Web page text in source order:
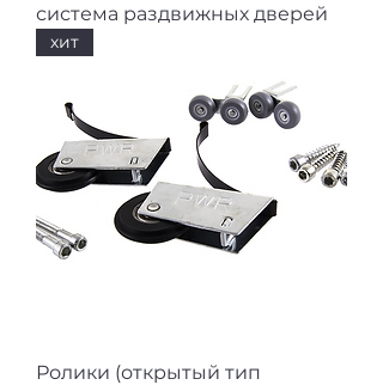
система раздвижных дверей
хит
Ролики (открытый тип